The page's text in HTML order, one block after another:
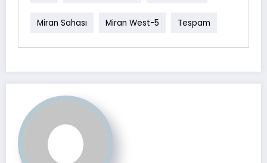
Miran Sahası Miran West-5 Tespam